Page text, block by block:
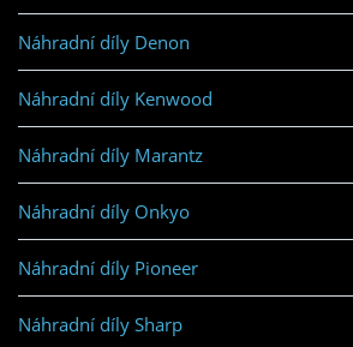
Náhradní díly Denon
Náhradní díly Kenwood
Náhradní díly Marantz
Náhradní díly Onkyo
Náhradní díly Pioneer
Náhradní díly Sharp